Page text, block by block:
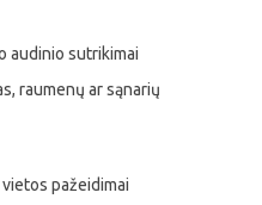
audinio sutrikimai
raumenų ar sąnarių
pažeidimai